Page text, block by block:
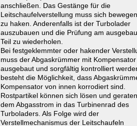
anschließen. Das Gestänge für die
Leitschaufelverstellung muss sich
zu haken. Anderenfalls ist der Turbolader
auszubauen und die Prüfung am
Teil zu wiederholen.
Bei festgeklemmter oder hakender
muss der Abgaskrümmer mit Kompensator
ausgebaut und sorgfältig kontrolliert
besteht die Möglichkeit, dass
Kompensator von innen korrodiert sind.
Rostpartikel können sich lösen und
dem Abgasstrom in das Turbinenrad des
Turboladers. Als Folge wird der
Verstellmechanismus der Leitschaufeln